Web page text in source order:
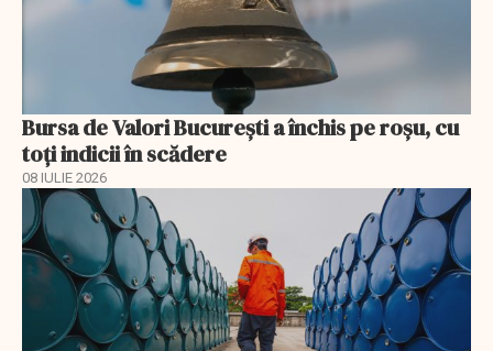
Bursa de Valori București a închis pe roșu, cu
toți indicii în scădere
08 IULIE 2026